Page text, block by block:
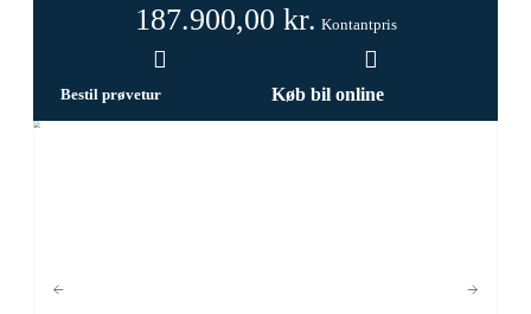
187.900,00 kr. Kontantpris
Bestil prøvetur Køb bil online